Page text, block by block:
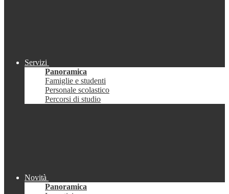
Servizi
Panoramica
Famiglie e studenti
Personale scolastico
Percorsi di studio
Novità
Panoramica